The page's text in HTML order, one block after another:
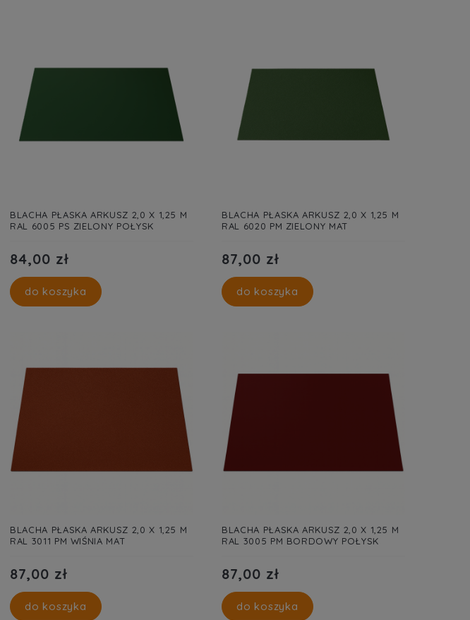
BLACHA PŁASKA ARKUSZ 2,0 X 1,25 M
RAL 6005 PS ZIELONY POŁYSK
84,00 zł
do koszyka
BLACHA PŁASKA ARKUSZ 2,0 X 1,25 M
RAL 6020 PM ZIELONY MAT
87,00 zł
do koszyka
BLACHA PŁASKA ARKUSZ 2,0 X 1,25 M
RAL 3011 PM WIŚNIA MAT
87,00 zł
do koszyka
BLACHA PŁASKA ARKUSZ 2,0 X 1,25 M
RAL 3005 PM BORDOWY POŁYSK
87,00 zł
do koszyka